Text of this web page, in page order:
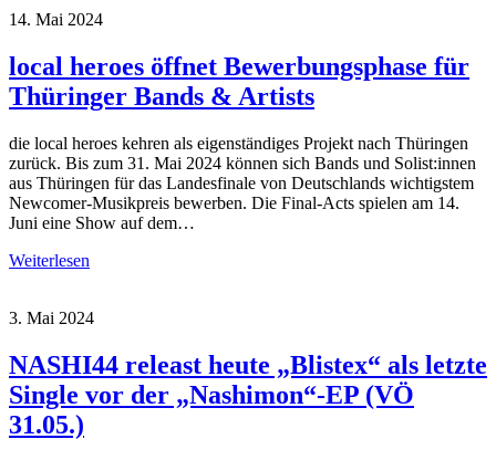
14. Mai 2024
local heroes öffnet Bewerbungsphase für
Thüringer Bands & Artists
die local heroes kehren als eigenständiges Projekt nach Thüringen
zurück. Bis zum 31. Mai 2024 können sich Bands und Solist:innen
aus Thüringen für das Landesfinale von Deutschlands wichtigstem
Newcomer-Musikpreis bewerben. Die Final-Acts spielen am 14.
Juni eine Show auf dem…
Weiterlesen
3. Mai 2024
NASHI44 releast heute „Blistex“ als letzte
Single vor der „Nashimon“-EP (VÖ
31.05.)